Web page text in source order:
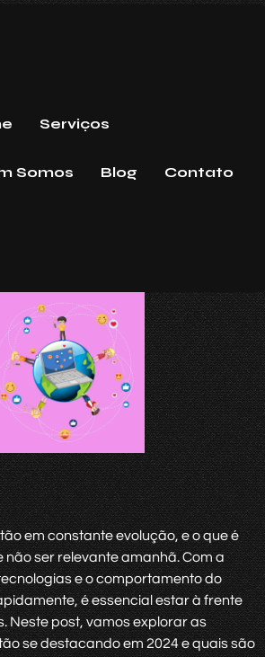
Serviços
Somos Blog Contato
em constante evolução, e o que é
não ser relevante amanhã. Com a
e o comportamento do
é essencial estar à frente
Neste post, vamos explorar as
se destacando em 2024 e quais são